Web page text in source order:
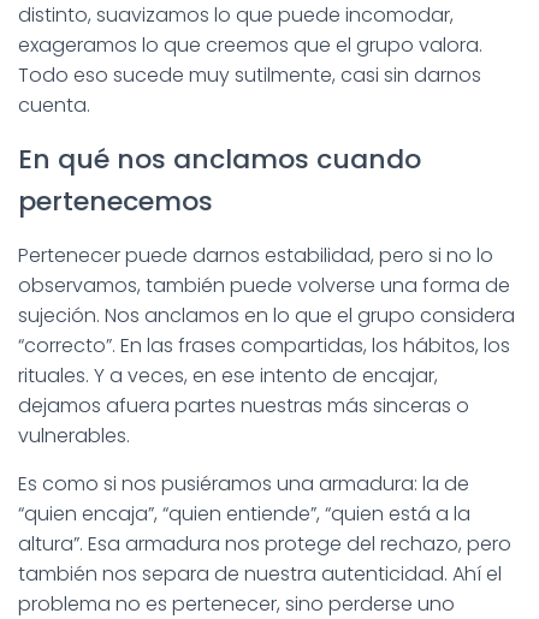
distinto, suavizamos lo que puede incomodar,
exageramos lo que creemos que el grupo valora.
Todo eso sucede muy sutilmente, casi sin darnos
cuenta.
En qué nos anclamos cuando
pertenecemos
Pertenecer puede darnos estabilidad, pero si no lo
observamos, también puede volverse una forma de
sujeción. Nos anclamos en lo que el grupo considera
“correcto”. En las frases compartidas, los hábitos, los
rituales. Y a veces, en ese intento de encajar,
dejamos afuera partes nuestras más sinceras o
vulnerables.
Es como si nos pusiéramos una armadura: la de
“quien encaja”, “quien entiende”, “quien está a la
altura”. Esa armadura nos protege del rechazo, pero
también nos separa de nuestra autenticidad. Ahí el
problema no es pertenecer, sino perderse uno